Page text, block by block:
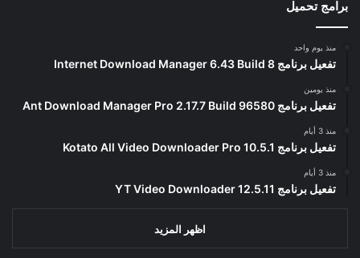
برامج تحميل
منذ يوم واحد
تفعيل برنامج Internet Download Manager 6.43 Build 8
منذ يومين
تفعيل برنامج Ant Download Manager Pro 2.17.7 Build 96580
منذ 3 أيام
تفعيل برنامج Kotato All Video Downloader Pro 10.5.1
منذ 3 أيام
تفعيل برنامج YT Video Downloader 12.5.11
اظهر المزيد